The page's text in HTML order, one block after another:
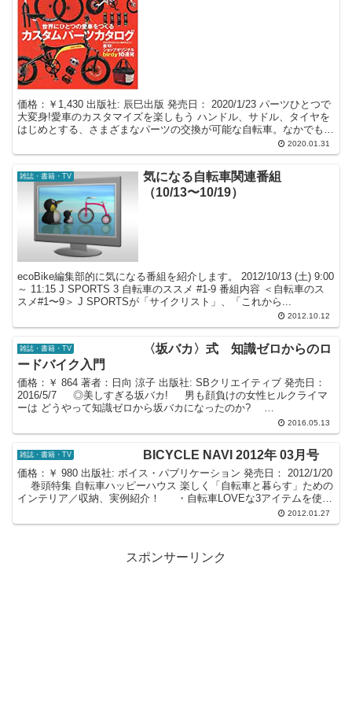
価格：￥1,430 出版社: 辰巳出版 発売日： 2020/1/23 パーツひとつで
大変身!愛車のカスタマイズを楽しもう ハンドル、サドル、タイヤを
はじめとする、さまざまなパーツの交換が可能な自転車。なかでも折
2020.01.31
雑誌・書籍・TV
気になる自転車関連番組
（10/13〜10/19）
ecoBike編集部的に気になる番組を紹介します。 2012/10/13 (土) 9:00
～ 11:15 J SPORTS 3 自転車のススメ #1-9 番組内容 ＜自転車のス
スメ#1〜9＞ J SPORTSが「サイクリスト」、「これから...
2012.10.12
雑誌・書籍・TV
〈坂バカ〉式 知識ゼロからのロ
ードバイク入門
価格：￥ 864 著者：日向 涼子 出版社: SBクリエイティブ 発売日：
2016/5/7 ◎美しすぎる坂バカ! 男も顔負けの女性ヒルクライマ
ーは どうやって知識ゼロから坂バカになったのか?
2016.05.13
雑誌・書籍・TV BICYCLE NAVI 2012年 03月号
価格：￥ 980 出版社: ボイス・パブリケーション 発売日： 2012/1/20
巻頭特集 自転車ハッピーハウス 楽しく「自転車と暮らす」ための
インテリア／収納、実例紹介！ ・自転車LOVEな3アイテムを使っ
2012.01.27
スポンサーリンク